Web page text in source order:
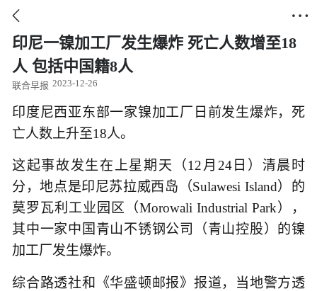
 
印尼一镍加工厂发生爆炸 死亡人数增至18
人 包括中国籍8人
联合早报 2023-12-26
印度尼西亚东部一家镍加工厂日前发生爆炸，死
亡人数上升至18人。
这起事故发生在上星期天（12月24日）清晨时
分，地点是印尼苏拉威西岛（Sulawesi Island）的
莫罗瓦利工业园区（Morowali Industrial Park），
其中一家中国青山不锈钢公司（青山控股）的镍
加工厂发生爆炸。
综合路透社和《华盛顿邮报》报道，当地警方透